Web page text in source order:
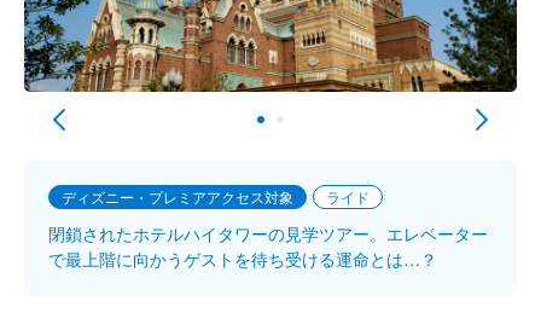
ディズニー・プレミアアクセス対象 ライド
閉鎖されたホテルハイタワーの見学ツアー。エレベーター
で最上階に向かうゲストを待ち受ける運命とは…？